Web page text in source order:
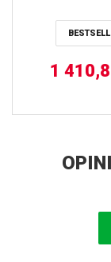
1